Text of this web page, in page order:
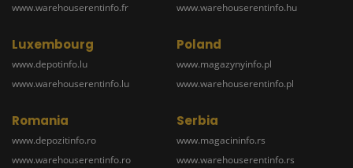
www.warehouserentinfo.fr
www.warehouserentinfo.hu
Luxembourg
www.depotinfo.lu
www.warehouserentinfo.lu
Poland
www.magazynyinfo.pl
www.warehouserentinfo.pl
Romania
www.depozitinfo.ro
www.warehouserentinfo.ro
Serbia
www.magacininfo.rs
www.warehouserentinfo.rs